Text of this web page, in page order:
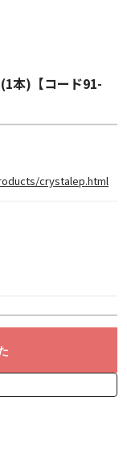
本)【コード91-
crystalep.html